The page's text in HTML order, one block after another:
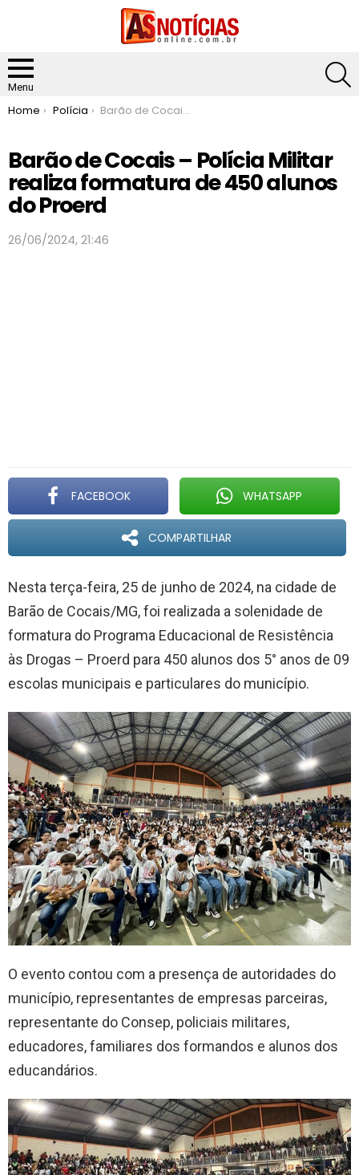
Menu
You are here:
Home Polícia Barão de Cocais – Polícia Militar realiza formatura de 450 alunos do Proerd
Barão de Cocais – Polícia Militar
realiza formatura de 450 alunos
do Proerd
26/06/2024, 21:46
FACEBOOK WHATSAPP
COMPARTILHAR
Nesta terça-feira, 25 de junho de 2024, na cidade de
Barão de Cocais/MG, foi realizada a solenidade de
formatura do Programa Educacional de Resistência
às Drogas – Proerd para 450 alunos dos 5° anos de 09
escolas municipais e particulares do município.
O evento contou com a presença de autoridades do
município, representantes de empresas parceiras,
representante do Consep, policiais militares,
educadores, familiares dos formandos e alunos dos
educandários.